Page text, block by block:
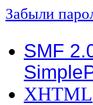
Забыли
SMF
XHTML